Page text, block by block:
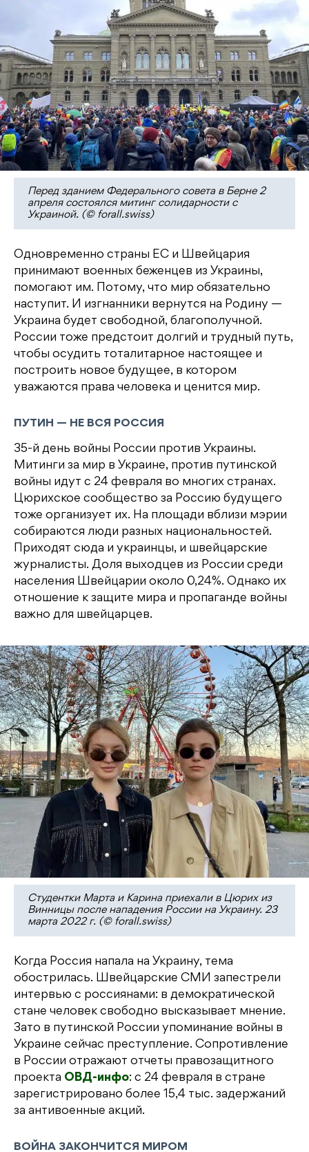
Перед зданием Федерального совета в Берне 2
апреля состоялся митинг солидарности с
Украиной. (© forall.swiss)
Одновременно страны ЕС и Швейцария
принимают военных беженцев из Украины,
помогают им. Потому, что мир обязательно
наступит. И изгнанники вернутся на Родину —
Украина будет свободной, благополучной.
России тоже предстоит долгий и трудный путь,
чтобы осудить тоталитарное настоящее и
построить новое будущее, в котором
уважаются права человека и ценится мир.
ПУТИН — НЕ ВСЯ РОССИЯ
35-й день войны России против Украины.
Митинги за мир в Украине, против путинской
войны идут с 24 февраля во многих странах.
Цюрихское сообщество за Россию будущего
тоже организует их. На площади вблизи мэрии
собираются люди разных национальностей.
Приходят сюда и украинцы, и швейцарские
журналисты. Доля выходцев из России среди
населения Швейцарии около 0,24%. Однако их
отношение к защите мира и пропаганде войны
важно для швейцарцев.
Студентки Марта и Карина приехали в Цюрих из
Винницы после нападения России на Украину. 23
марта 2022 г. (© forall.swiss)
Когда Россия напала на Украину, тема
обострилась. Швейцарские СМИ запестрели
интервью с россиянами: в демократической
стане человек свободно высказывает мнение.
Зато в путинской России упоминание войны в
Украине сейчас преступление. Сопротивление
в России отражают отчеты правозащитного
проекта ОВД-инфо: с 24 февраля в стране
зарегистрировано более 15,4 тыс. задержаний
за антивоенные акций.
ВОЙНА ЗАКОНЧИТСЯ МИРОМ